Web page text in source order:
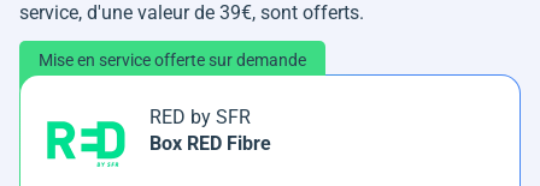
service, d'une valeur de 39€, sont offerts.
Mise en service offerte sur demande
RED by SFR
Box RED Fibre